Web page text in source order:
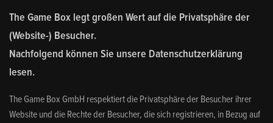
The Game Box legt großen Wert auf die Privatsphäre der
(Website-) Besucher.
Nachfolgend können Sie unsere Datenschutzerklärung
lesen.
The Game Box GmbH respektiert die Privatsphäre der Besucher ihrer
Website und die Rechte der Besucher, die sich registrieren, in Bezug auf